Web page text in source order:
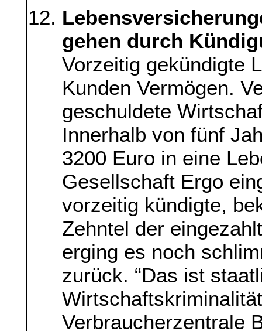
gehen durch
Vorzeitig gekündigte
Kunden Vermögen.
geschuldete
Innerhalb von fünf
3200 Euro in eine
Gesellschaft Ergo
vorzeitig kündigte,
Zehntel der
erging es noch
zurück. “Das ist
Verbraucherzentrale